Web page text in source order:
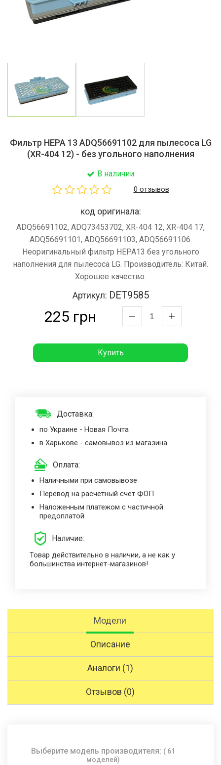
Фильтр HEPA 13 ADQ56691102 для пылесоса LG
(XR-404 12) - без угольного наполнения
В наличии
0 отзывов
код оригинала:
ADQ56691102, ADQ73453702, XR-404 12, XR-404 17,
ADQ56691101, ADQ56691103, ADQ56691106.
Неоригинальный фильтр HEPA13 без угольного
наполнения для пылесоса LG. Производитель: Китай.
Хорошее качество.
Артикул: DET9585
225 грн
Купить
Доставка:
по Украине - Новая Почта
в Харькове - самовывоз из магазина
Оплата:
Наличными при самовывозе
Перевод на расчетный счет ФОП
Наложенным платежом с частичной
предоплатой
Наличие:
Товар действительно в наличии, а не как у
большинства интернет-магазинов!
Модели
Описание
Аналоги (1)
Отзывов (0)
Выберите модель производителя: ( 61
моделей)